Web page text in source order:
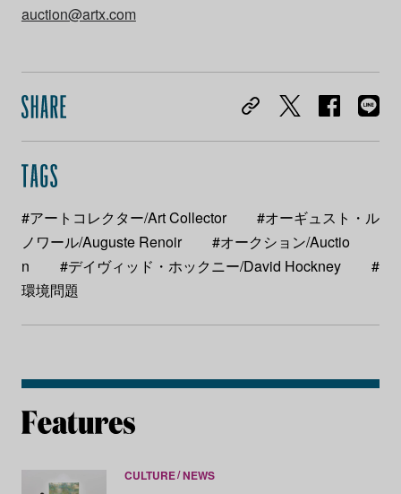
auction@artx.com
#アートコレクター/Art Collector
#オーギュスト・ル
ノワール/Auguste Renoir
#オークション/Auctio
n
#デイヴィッド・ホックニー/David Hockney
#
環境問題
CULTURE NEWS